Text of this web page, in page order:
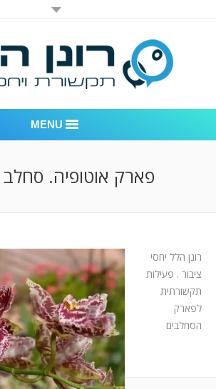
MENU
לקוחות – משרד יחסי ציבור רונן הלל
חדר חדשות
המלצות
ניהול מוניטין
צור קשר
פארק אוטופיה. סחלב
רונן הלל יחסי
ציבור . פעילות
תקשורתית
לפארק
הסחלבים